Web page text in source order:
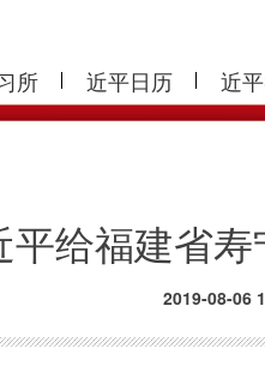
所 近平日历 近
平给福建省
2019-08-06